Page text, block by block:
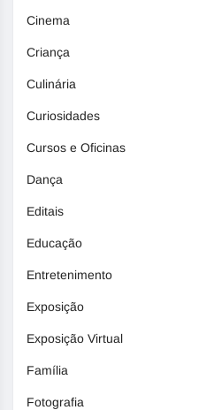
Cinema
Criança
Culinária
Curiosidades
Cursos e Oficinas
Dança
Editais
Educação
Entretenimento
Exposição
Exposição Virtual
Família
Fotografia